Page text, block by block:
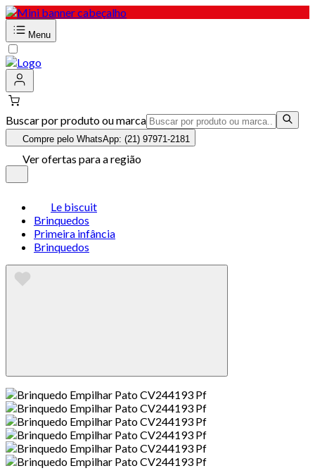
Menu
Buscar por produto ou marca
Compre pelo WhatsApp: (21) 97971-2181
Ver ofertas para a região
Le biscuit
Brinquedos
Primeira infância
Brinquedos